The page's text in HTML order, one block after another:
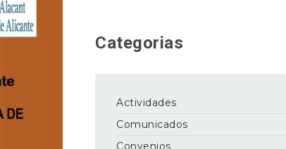
Categorias
Actividades
Comunicados
Convenios